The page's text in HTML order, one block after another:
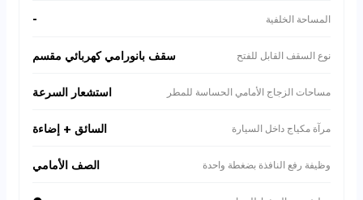
المساحة الخلفية -
نوع السقف القابل للفتح سقف بانورامي كهربائي مقسم
مساحات الزجاج الأمامي الحساسة للمطر استشعار السرعة
مرآة مكياج داخل السيارة السائق + إضاءة
وظيفة رفع النافذة بضغطة واحدة الصف الأمامي